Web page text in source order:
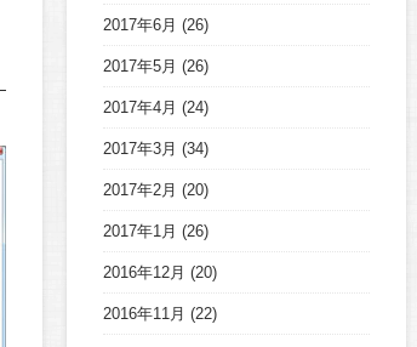
2017年6月 (26)
2017年5月 (26)
2017年4月 (24)
2017年3月 (34)
2017年2月 (20)
2017年1月 (26)
2016年12月 (20)
2016年11月 (22)